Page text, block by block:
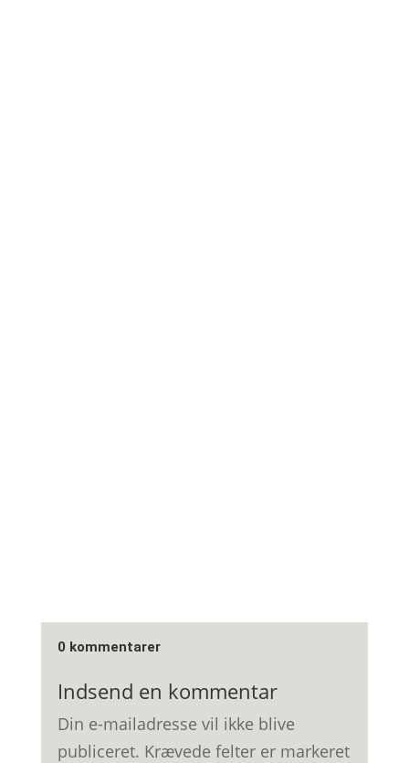
0 kommentarer
Indsend en kommentar
Din e-mailadresse vil ikke blive
publiceret. Krævede felter er markeret